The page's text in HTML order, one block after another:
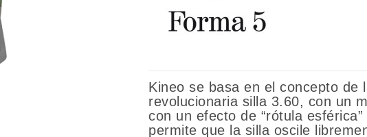
Kineo se basa en el concepto de
revolucionaria silla 3.60, con un
con un efecto de “rótula esférica”
permite que la silla oscile